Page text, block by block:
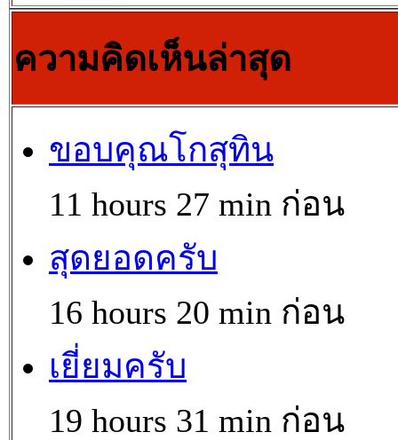
ความคิดเห็นล่าสุด
ขอบคุณโกสุทิน
11 hours 27 min ก่อน
สุดยอดครับ
16 hours 20 min ก่อน
เยี่ยมครับ
19 hours 31 min ก่อน